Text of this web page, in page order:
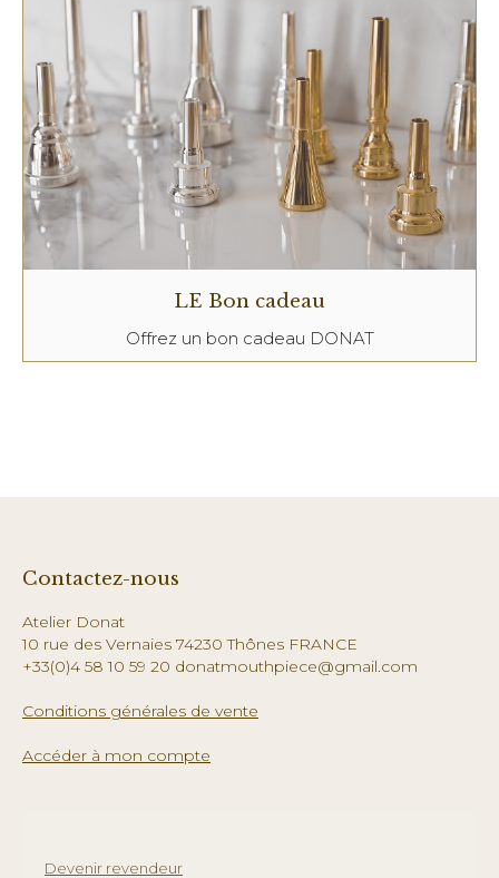
LE Bon cadeau
Offrez un bon cadeau DONAT
Contactez-nous
Atelier Donat
10 rue des Vernaies 74230 Thônes FRANCE
+33(0)4 58 10 59 20 donatmouthpiece@gmail.com
Conditions générales de vente
Accéder à mon compte
Devenir revendeur